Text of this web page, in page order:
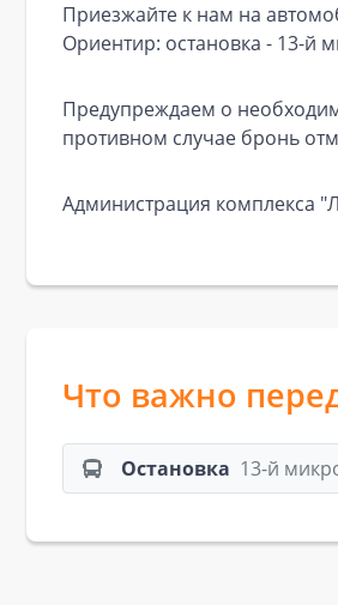
Приезжайте к нам на
Ориентир: остановка - 13-й
Предупреждаем о
противном случае бронь
Администрация комплекса
Что важно
Остановка 13-й